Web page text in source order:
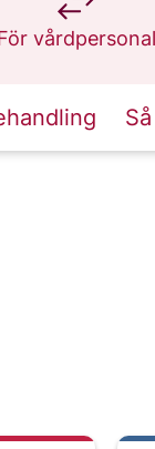
vårdpersonal